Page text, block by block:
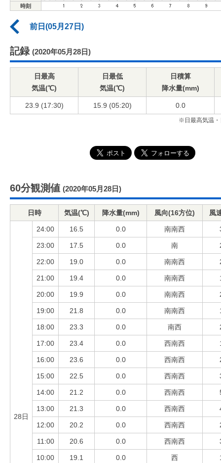
時刻
前日(05月27日)
記録 (2020年05月28日)
日最高
気温(℃)
日最低
気温(℃)
日積算
降水量(mm)
23.9 (17:30) 15.9 (05:20) 0.0
※日最高気温・
60分観測値 (2020年05月28日)
日時 気温(℃) 降水量(mm) 風向(16方位) 風
28日
24:00 16.5 0.0 南南西
23:00 17.5 0.0 南
22:00 19.0 0.0 南南西
21:00 19.4 0.0 南南西
20:00 19.9 0.0 南南西
19:00 21.8 0.0 南南西
18:00 23.3 0.0 南西
17:00 23.4 0.0 西南西
16:00 23.6 0.0 西南西
15:00 22.5 0.0 西南西
14:00 21.2 0.0 西南西
13:00 21.3 0.0 西南西
12:00 20.2 0.0 西南西
11:00 20.6 0.0 西南西
10:00 19.1 0.0 西